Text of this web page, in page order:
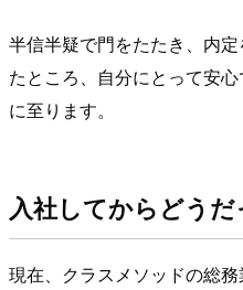
半信半疑で門をたたき、内
たところ、自分にとって安
に至ります。
入社してからどうだ
現在、クラスメソッドの総